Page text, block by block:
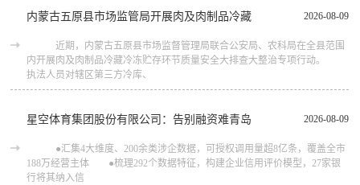
2026-08-09
内蒙古五原县市场监管局开展肉及肉制品冷藏
近期，内蒙古五原县市场监督管理局联合公安局、农科局在全县范围
内开展肉及肉制品冷藏冷冻贮存环节质量安全大排查大整治专项行动。
执法人员对辖区第三方冷库、
2026-08-09
星空体育集团股份有限公司：告别融资难青岛
●汇集4大维度、200余类涉企数据，可授权调用量超8亿条，覆盖全市
188万经营主体 ●梳理292个数据特征，构建企业信用评价模型，27家银
行将其纳入信